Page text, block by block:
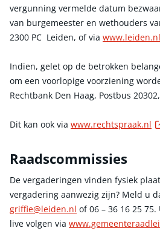
vergunning vermelde datum
van burgemeester en wethouders
2300 PC Leiden, of via
Indien, gelet op de betrokken
om een voorlopige voorziening
Rechtbank Den Haag, Postbus
Dit kan ook via www.rechtspraak.nl
Raadscommissies
De vergaderingen vinden fysiek
vergadering aanwezig zijn? Meld u
griffie@leiden.nl of 06 – 36 16 25
live volgen via